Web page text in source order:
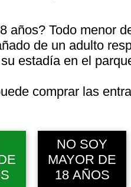
años? Todo menor
de un adulto
estadía en el
comprar las
NO SOY
MAYOR DE
18 AÑOS
mar, 11 ago, 10:00 a. m.
Ver